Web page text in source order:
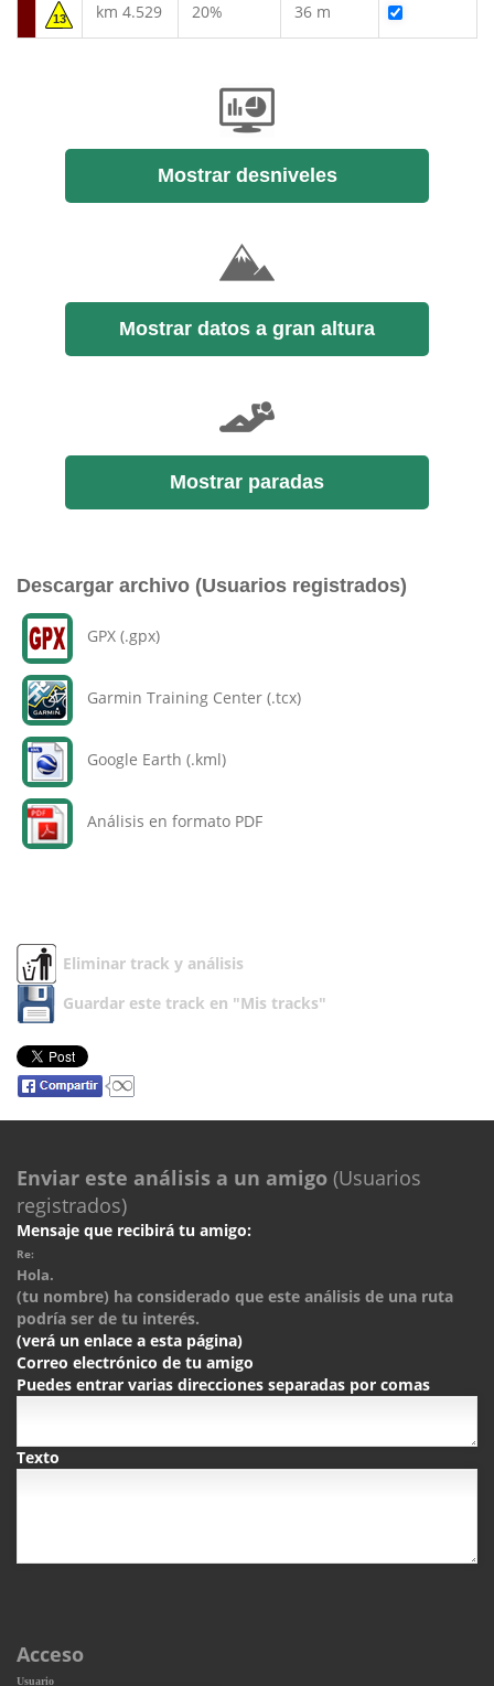
13 km 4.529 20% 36 m
Mostrar desniveles
Mostrar datos a gran altura
Mostrar paradas
Descargar archivo (Usuarios registrados)
GPX (.gpx)
Garmin Training Center (.tcx)
Google Earth (.kml)
Análisis en formato PDF
Eliminar track y análisis
Guardar este track en "Mis tracks"
Enviar este análisis a un amigo (Usuarios
registrados)
Mensaje que recibirá tu amigo:
Re:
Hola.
(tu nombre) ha considerado que este análisis de una ruta
podría ser de tu interés.
(verá un enlace a esta página)
Correo electrónico de tu amigo
Puedes entrar varias direcciones separadas por comas
Texto
Acceso
Usuario